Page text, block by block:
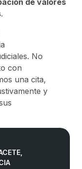
.
No
con
una cita,
y